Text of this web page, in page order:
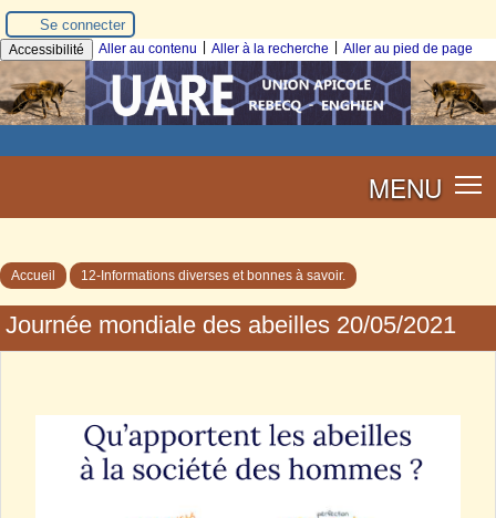
Se connecter
Accessibilité Aller au contenu Aller à la recherche Aller au pied de page
MENU
Accueil 12-Informations diverses et bonnes à savoir.
Journée mondiale des abeilles 20/05/2021